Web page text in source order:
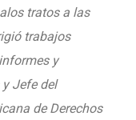
tratos a las
trabajos
y
Jefe del
de Derechos